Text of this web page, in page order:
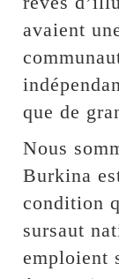
avaient
que de
Nous
Burkina
condition
sursaut
emploient